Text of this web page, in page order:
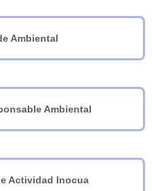
Ambiental
Ambiental
Actividad Inocua